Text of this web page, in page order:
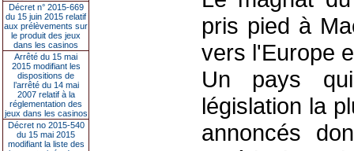
Décret n° 2015-669
du 15 juin 2015 relatif
aux prélèvements sur
le produit des jeux
dans les casinos
Arrêté du 15 mai
2015 modifiant les
dispositions de
l’arrêté du 14 mai
2007 relatif à la
réglementation des
jeux dans les casinos
Décret no 2015-540
du 15 mai 2015
modifiant la liste des
pris pied à
vers l'Europe
Un pays
législation la
annoncés